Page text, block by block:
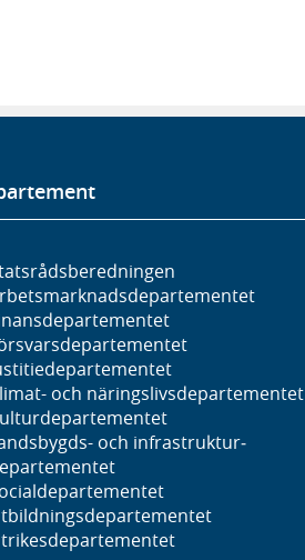
och näringslivs­departementet
och infrastruktur­